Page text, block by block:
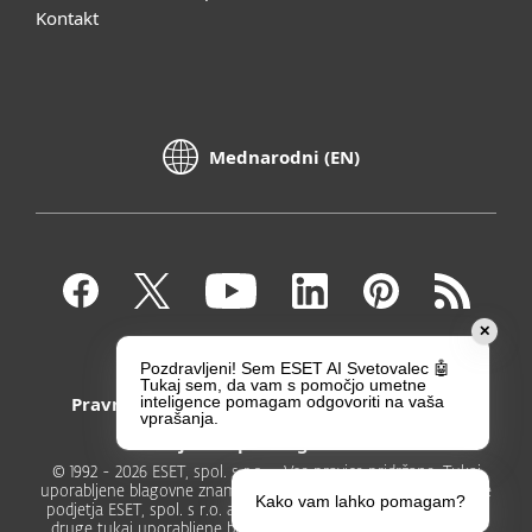
Kontakt
Mednarodni (EN)
Kontakt
Zasebnost
Pravni poduk
Prijavite ranljivosti
© 1992 - 2026 ESET, spol. s r.o. - Vse pravice pridržane. Tukaj
uporabljene blagovne znamke so registrirane blagovne znamke
podjetja ESET, spol. s r.o. ali podjetja ESET North America. Vse
✕
Pozdravljeni! Sem ESET AI Svetovalec 🤖
Tukaj sem, da vam s pomočjo umetne
inteligence pomagam odgovoriti na vaša
vprašanja.
Kako vam lahko pomagam?